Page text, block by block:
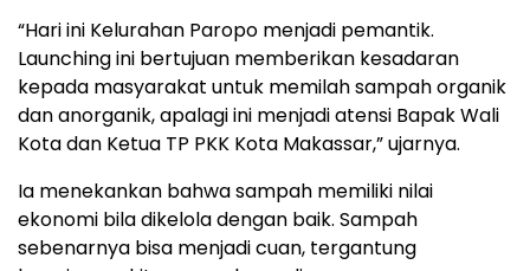
“Hari ini Kelurahan Paropo menjadi pemantik.
Launching ini bertujuan memberikan kesadaran
kepada masyarakat untuk memilah sampah organik
dan anorganik, apalagi ini menjadi atensi Bapak Wali
Kota dan Ketua TP PKK Kota Makassar,” ujarnya.
Ia menekankan bahwa sampah memiliki nilai
ekonomi bila dikelola dengan baik. Sampah
sebenarnya bisa menjadi cuan, tergantung